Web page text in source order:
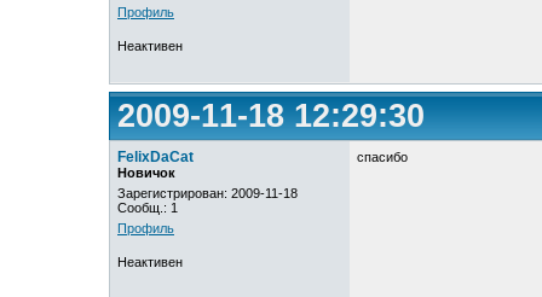
Профиль
Неактивен
2009-11-18 12:29:30
FelixDaCat
Новичок
Зарегистрирован: 2009-11-18
Сообщ.: 1
Профиль
спасибо
Неактивен